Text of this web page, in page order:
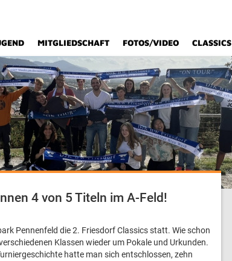
MITGLIEDSCHAFT FOTOS/VIDEO CLASSICS
4 von 5 Titeln im A-Feld!
Pennenfeld die 2. Friesdorf Classics statt. Wie schon
Klassen wieder um Pokale und Urkunden.
hatte man sich entschlossen, zehn